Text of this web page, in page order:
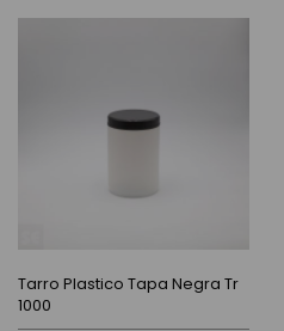
Tarro Plastico Tapa Negra Tr
1000